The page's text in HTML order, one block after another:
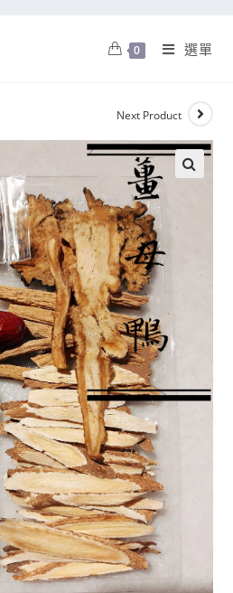
0 選單
Next Product